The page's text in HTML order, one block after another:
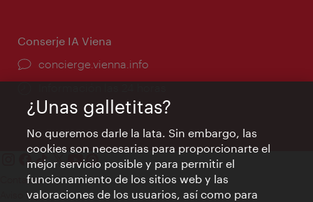
Conserje IA Viena
concierge.vienna.info
Contacto
Aviso legal
¿Unas galletitas?
No queremos darle la lata. Sin embargo, las
cookies son necesarias para proporcionarte el
mejor servicio posible y para permitir el
funcionamiento de los sitios web y las
valoraciones de los usuarios, así como para